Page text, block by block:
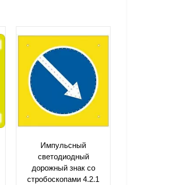
Импульсный
cветодиодный
дорожный знак со
стробоскопами 4.2.1